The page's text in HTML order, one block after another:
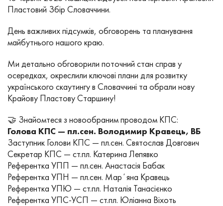
Пластовий Збір Словаччини.
День важливих підсумків, обговорень та планування
майбутнього нашого краю.
Ми детально обговорили поточний стан справ у
осередках, окреслили ключові плани для розвитку
українського скаутингу в Словаччині та обрали нову
Крайову Пластову Старшину!
🤝 Знайомтеся з новообраним проводом КПС:
Голова КПС — пл.сен. Володимир Кравець, ВБ
Заступник Голови КПС — пл.сен. Святослав Довгович
Секретар КПС — ст.пл. Катерина Лепявко
Референтка УПП — пл.сен. Анастасія Бабак
Референтка УПН — пл.сен. Марʼяна Кравець
Референтка УПЮ — ст.пл. Наталія Танасієнко
Референтка УПС-УСП — ст.пл. Юліанна Віхоть